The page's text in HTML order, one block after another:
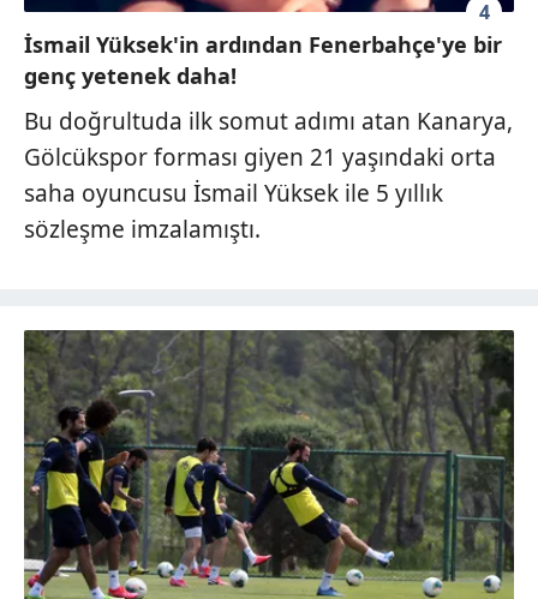
4
İsmail Yüksek'in ardından Fenerbahçe'ye bir
genç yetenek daha!
Bu doğrultuda ilk somut adımı atan Kanarya,
Gölcükspor forması giyen 21 yaşındaki orta
saha oyuncusu İsmail Yüksek ile 5 yıllık
sözleşme imzalamıştı.